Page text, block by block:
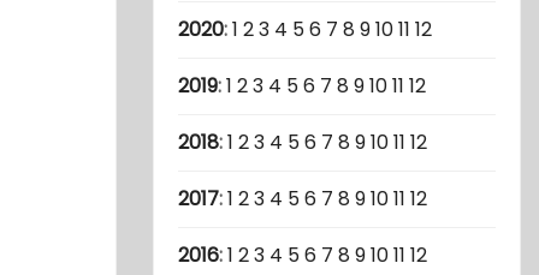
2020:1 23 4 56 7 8 91011 12
2019:1 23 4 56 7 8 91011 12
2018:1 23 4 56 7 8 91011 12
2017:1 23 4 56 7 8 91011 12
2016:1 23 4 56 7 8 91011 12